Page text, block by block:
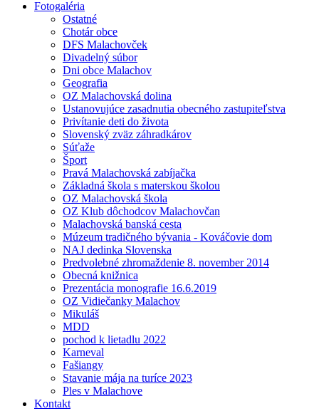
Fotogaléria
Ostatné
Chotár obce
DFS Malachovček
Divadelný súbor
Dni obce Malachov
Geografia
OZ Malachovská dolina
Ustanovujúce zasadnutia obecného zastupiteľstva
Privítanie deti do života
Slovenský zväz záhradkárov
Súťaže
Šport
Pravá Malachovská zabíjačka
Základná škola s materskou školou
OZ Malachovská škola
OZ Klub dôchodcov Malachovčan
Malachovská banská cesta
Múzeum tradičného bývania - Kováčovie dom
NAJ dedinka Slovenska
Predvolebné zhromaždenie 8. november 2014
Obecná knižnica
Prezentácia monografie 16.6.2019
OZ Vidiečanky Malachov
Mikuláš
MDD
pochod k lietadlu 2022
Karneval
Fašiangy
Stavanie mája na turíce 2023
Ples v Malachove
Kontakt